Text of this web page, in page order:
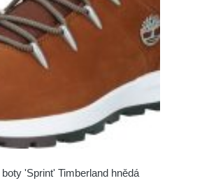
'Sprint' Timberland hnědá